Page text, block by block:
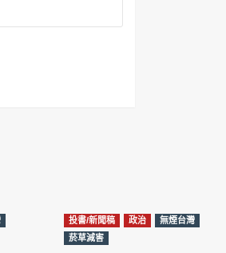
الخفي
投書/新聞稿 政治
無煙台灣
菸草減害